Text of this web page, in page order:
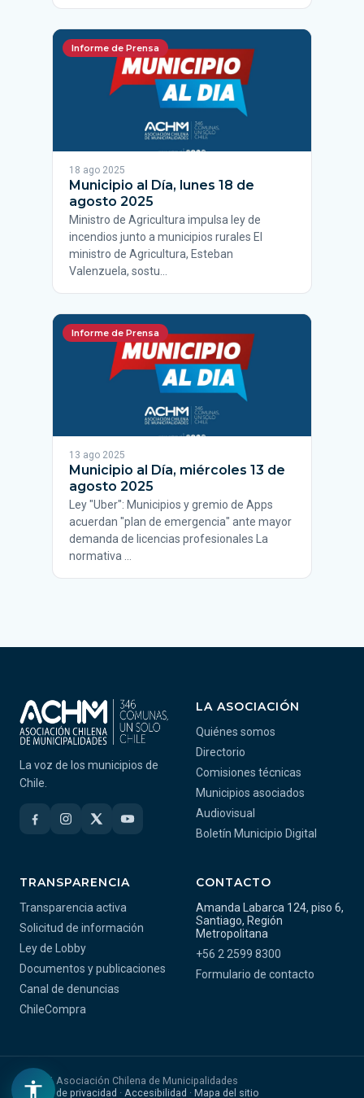
Informe de Prensa
18 ago 2025
Municipio al Día, lunes 18 de
agosto 2025
Ministro de Agricultura impulsa ley de
incendios junto a municipios rurales El
ministro de Agricultura, Esteban
Valenzuela, sostu…
Informe de Prensa
13 ago 2025
Municipio al Día, miércoles 13 de
agosto 2025
Ley "Uber": Municipios y gremio de Apps
acuerdan "plan de emergencia" ante mayor
demanda de licencias profesionales La
normativa …
La voz de los municipios de
Chile.
LA ASOCIACIÓN
Quiénes somos
Directorio
Comisiones técnicas
Municipios asociados
Audiovisual
Boletín Municipio Digital
TRANSPARENCIA
Transparencia activa
Solicitud de información
Ley de Lobby
Documentos y publicaciones
Canal de denuncias
ChileCompra
CONTACTO
Amanda Labarca 124, piso 6,
Santiago, Región
Metropolitana
+56 2 2599 8300
Formulario de contacto
© 2026 Asociación Chilena de Municipalidades
Política de privacidad · Accesibilidad · Mapa del sitio